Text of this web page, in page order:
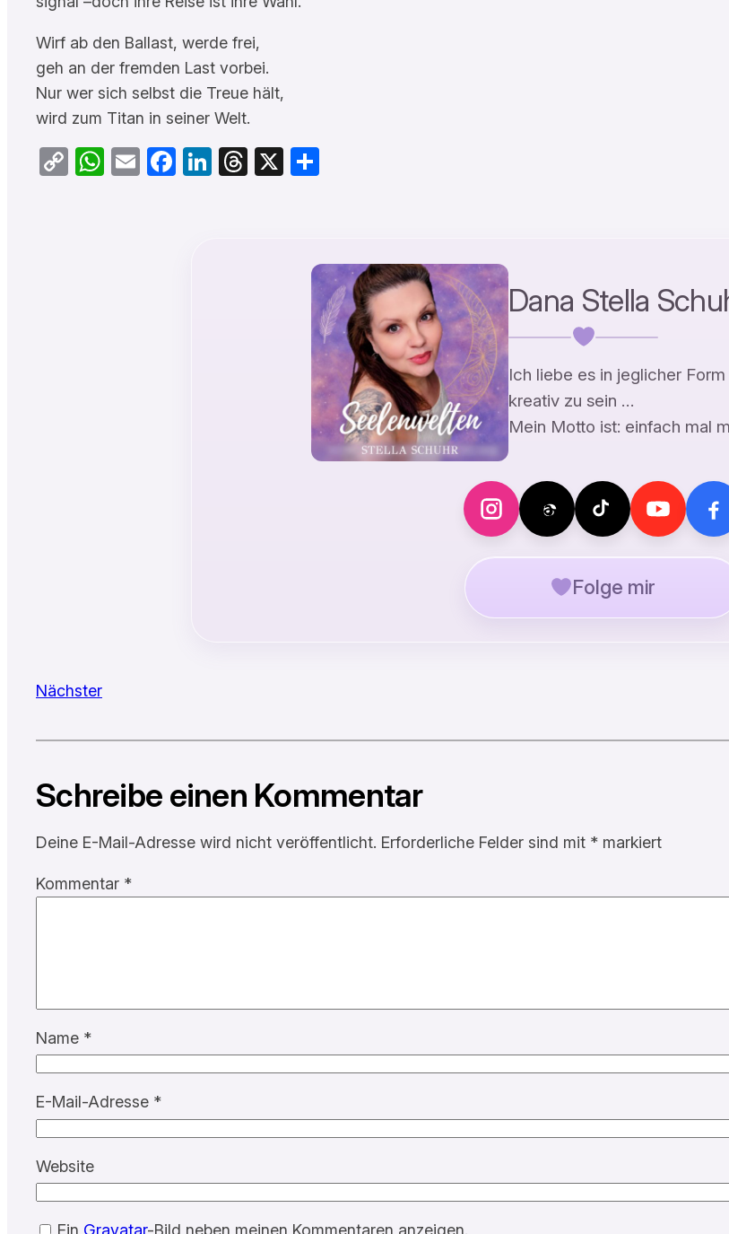
Wirf ab den Ballast, werde frei,
geh an der fremden Last vorbei.
Nur wer sich selbst die Treue hält,
wird zum Titan in seiner Welt.
CopyWhatsApp
EmailFacebook
LinkedIn
Threads
X
Dana Stella
Ich liebe es in jeglicher Form
kreativ zu sein …
Mein Motto ist: einfach mal
Folge mir
Nächster
Schreibe einen Kommentar
Deine E-Mail-Adresse wird nicht veröffentlicht. Erforderliche Felder sind mit * markiert
Kommentar *
Name *
E-Mail-Adresse *
Website
Ein Gravatar-Bild neben meinen Kommentaren anzeigen.